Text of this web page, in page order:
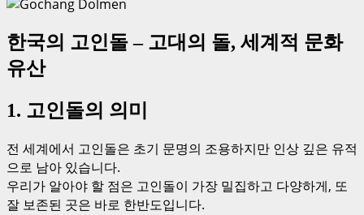
한국의 고인돌 – 고대의 돌, 세계적 문화
유산
1. 고인돌의 의미
전 세계에서 고인돌은 초기 문명의 조용하지만 인상 깊은 유적
으로 남아 있습니다.
우리가 알아야 할 점은 고인돌이 가장 밀집하고 다양하게, 또
잘 보존된 곳은 바로 한반도입니다.